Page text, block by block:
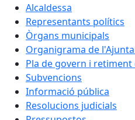
Alcaldessa
Representants polítics
Òrgans municipals
Organigrama de
Pla de govern i retiment
Subvencions
Informació pública
Resolucions judicials